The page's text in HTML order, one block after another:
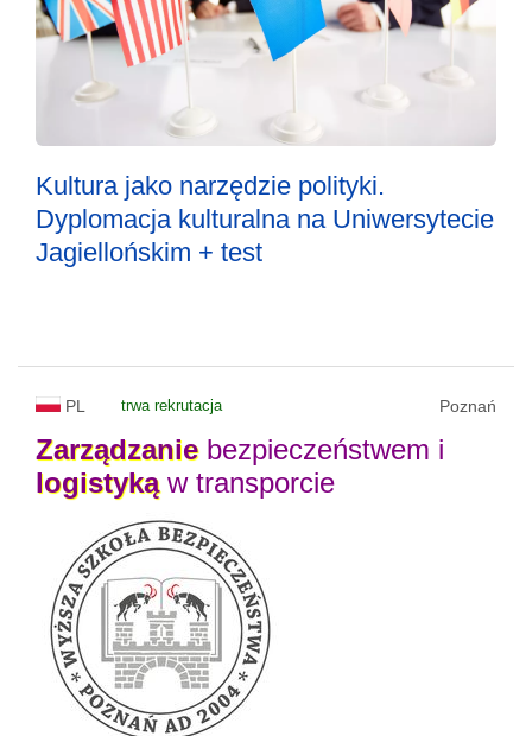
Kultura jako narzędzie polityki.
Dyplomacja kulturalna na Uniwersytecie
Jagiellońskim + test
PL trwa rekrutacja Poznań
Zarządzaniebezpieczeństwem i
logistykąw transporcie